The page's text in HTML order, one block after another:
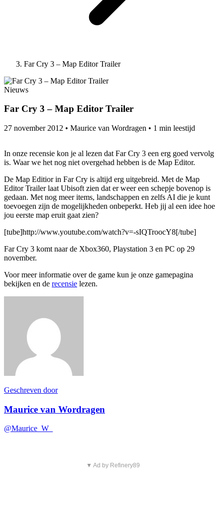
Far Cry 3 – Map Editor Trailer
Nieuws
Far Cry 3 – Map Editor Trailer
27 november 2012 • Maurice van Wordragen • 1 min leestijd
In onze recensie kon je al lezen dat Far Cry 3 een erg goed vervolg
is. Waar we het nog niet overgehad hebben is de Map Editor.
De Map Editior in Far Cry is altijd erg uitgebreid. Met de Map
Editor Trailer laat Ubisoft zien dat er weer een schepje bovenop is
gedaan. Met nog meer items, landschappen en zelfs AI die je kunt
toevoegen zijn de mogelijkheden onbeperkt. Heb jij al een idee hoe
jou eerste map eruit gaat zien?
[tube]http://www.youtube.com/watch?v=-sIQTroocY8[/tube]
Far Cry 3 komt naar de Xbox360, Playstation 3 en PC op 29
november.
Voor meer informatie over de game kun je onze gamepagina
bekijken en de recensie lezen.
Geschreven door
Maurice van Wordragen
@Maurice_W_
▼ Ad by Refinery89